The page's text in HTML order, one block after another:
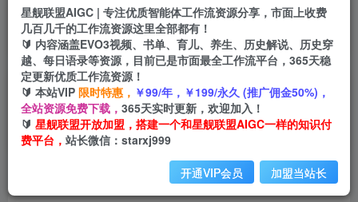
站长招募
推荐
项目周期预估10年
星舰联盟AIGC | 专注优质智能体工作流资源分享，市面上收费
几百几千的工作流资源这里全部都有！
🔰 内容涵盖EVO3视频、书单、育儿、养生、历史解说、历史穿
越、每日语录等资源，目前已是市面最全工作流平台，365天稳
定更新优质工作流资源！
🔰 本站VIP 限时特惠， ￥99/年，￥199/永久 (推广佣金50%)，
全站资源免费下载， 365天实时更新，欢迎加入！
🔰 星舰联盟开放加盟，搭建一个和星舰联盟AIGC一样的知识付
费平台， 站长微信：starxj999
开通VIP会员 加盟当站长